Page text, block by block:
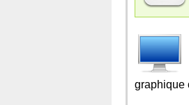
graphique